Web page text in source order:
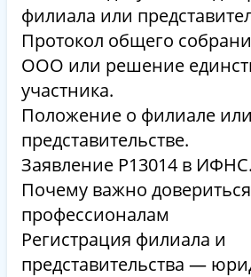
филиала или
Протокол общего
ООО или решение
участника.
Положение о филиале или
представительстве.
Заявление Р13014 в ИФНС.
Почему важно довериться
профессионалам
Регистрация филиала и
представительства —